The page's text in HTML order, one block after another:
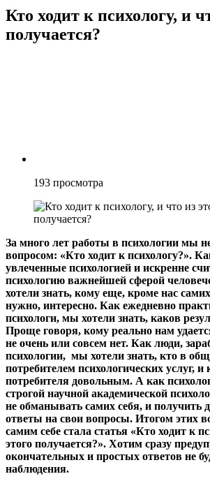
Кто ходит к психологу, и
получается?
193 просмотра
За много лет работы в психологии мы
вопросом: «Кто ходит к психологу?».
увлеченные психологией и искренне
психологию важнейшей сферой
хотели знать, кому еще, кроме нас
нужно, интересно. Как ежедневно
психологи, мы хотели знать, каков
Проще говоря, кому реально нам
не очень или совсем нет. Как люди,
психологии, мы хотели знать, кто в
потребителем психологических услуг, и
потребителя довольным. А как
строгой научной академической
не обманывать самих себя, и получить
ответы на свои вопросы. Итогом этих
самим себе стала статья «Кто ходит к
этого получается?». Хотим сразу
окончательных и простых ответов не
наблюдения.